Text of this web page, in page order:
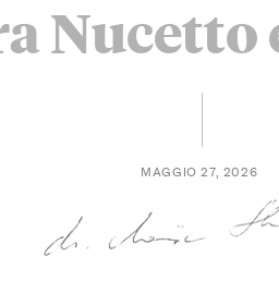
Nucetto
MAGGIO 27, 2026